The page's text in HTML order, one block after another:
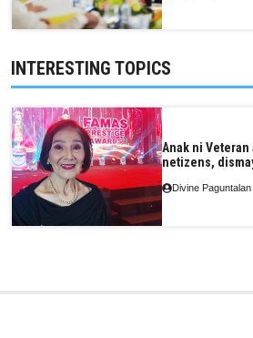
INTERESTING TOPICS
Anak ni Veteran
netizens,
Divine Paguntalan